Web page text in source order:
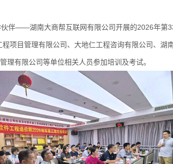
——湖南大商帮互联网有限公司开展的2026年第
项目管理有限公司、大地仁工程咨询有限公司、湖
理有限公司等单位相关人员参加培训及考试。